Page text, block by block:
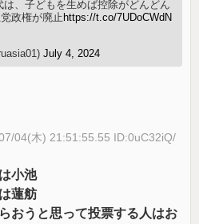
は、子どもを生めば控除がどんどん
政権が廃止https://t.co/7UDoCWdN
July 4, 2024
04(木) 21:51:55.55 ID:0uC32iQ/
小池
蓮舫
おうと思って投票する人はお